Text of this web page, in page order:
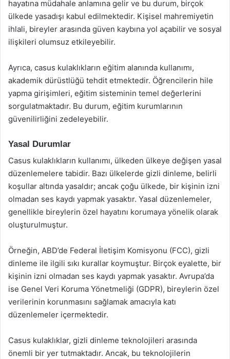
hayatına müdahale anlamına gelir ve bu durum, birçok
ülkede yasadışı kabul edilmektedir. Kişisel mahremiyetin
ihlali, bireyler arasında güven kaybına yol açabilir ve sosyal
ilişkileri olumsuz etkileyebilir.
Ayrıca, casus kulaklıkların eğitim alanında kullanımı,
akademik dürüstlüğü tehdit etmektedir. Öğrencilerin hile
yapma girişimleri, eğitim sisteminin temel değerlerini
sorgulatmaktadır. Bu durum, eğitim kurumlarının
güvenilirliğini zedeleyebilir.
Yasal Durumlar
Casus kulaklıkların kullanımı, ülkeden ülkeye değişen yasal
düzenlemelere tabidir. Bazı ülkelerde gizli dinleme, belirli
koşullar altında yasaldır; ancak çoğu ülkede, bir kişinin izni
olmadan ses kaydı yapmak yasaktır. Yasal düzenlemeler,
genellikle bireylerin özel hayatını korumaya yönelik olarak
oluşturulmuştur.
Örneğin, ABD’de Federal İletişim Komisyonu (FCC), gizli
dinleme ile ilgili sıkı kurallar koymuştur. Birçok eyalette, bir
kişinin izni olmadan ses kaydı yapmak yasaktır. Avrupa’da
ise Genel Veri Koruma Yönetmeliği (GDPR), bireylerin özel
verilerinin korunmasını sağlamak amacıyla katı
düzenlemeler içermektedir.
Casus kulaklıklar, gizli dinleme teknolojileri arasında
önemli bir yer tutmaktadır. Ancak, bu teknolojilerin